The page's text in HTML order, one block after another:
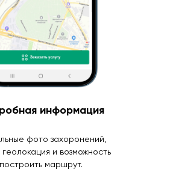
информация
фото захоронений,
и возможность
построить маршрут.